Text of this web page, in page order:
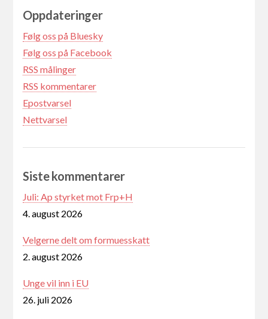
Oppdateringer
Følg oss på Bluesky
Følg oss på Facebook
RSS målinger
RSS kommentarer
Epostvarsel
Nettvarsel
Siste kommentarer
Juli: Ap styrket mot Frp+H
4. august 2026
Velgerne delt om formuesskatt
2. august 2026
Unge vil inn i EU
26. juli 2026